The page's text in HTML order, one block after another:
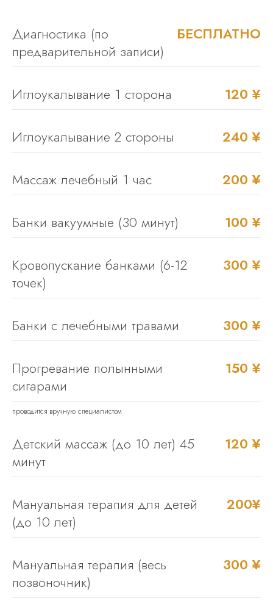
Диагностика (по
предварительной записи)
БЕСПЛАТНО
Иглоукалывание 1 сторона 120 ¥
Иглоукалывание 2 стороны 240 ¥
Массаж лечебный 1 час 200 ¥
Банки вакуумные (30 минут) 100 ¥
Кровопускание банками (6-12
точек)
300 ¥
Банки с лечебными травами 300 ¥
Прогревание полынными
сигарами
150 ¥
проводится вручную специалистом
Детский массаж (до 10 лет) 45
минут
120 ¥
Мануальная терапия для детей
(до 10 лет)
200¥
Мануальная терапия (весь
позвоночник)
300 ¥